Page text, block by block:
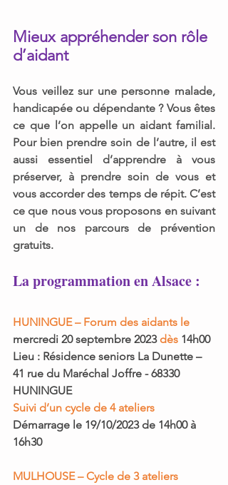
Mieux appréhender son rôle
d’aidant
Vous veillez sur une personne malade,
handicapée ou dépendante ? Vous êtes
ce que l’on appelle un aidant familial.
Pour bien prendre soin de l’autre, il est
aussi essentiel d’apprendre à vous
préserver, à prendre soin de vous et
vous accorder des temps de répit. C’est
ce que nous vous proposons en suivant
un de nos parcours de prévention
gratuits.
La programmation en Alsace :
HUNINGUE – Forum des aidants le
mercredi 20 septembre 2023 dès 14h00
Lieu : Résidence seniors La Dunette –
41 rue du Maréchal Joffre - 68330
HUNINGUE
Suivi d’un cycle de 4 ateliers
Démarrage le 19/10/2023 de 14h00 à
16h30
MULHOUSE – Cycle de 3 ateliers